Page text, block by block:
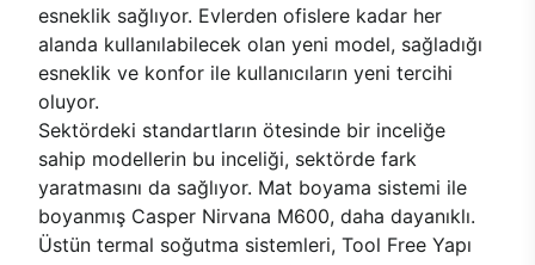
esneklik sağlıyor. Evlerden ofislere kadar her
alanda kullanılabilecek olan yeni model, sağladığı
esneklik ve konfor ile kullanıcıların yeni tercihi
oluyor.
Sektördeki standartların ötesinde bir inceliğe
sahip modellerin bu inceliği, sektörde fark
yaratmasını da sağlıyor. Mat boyama sistemi ile
boyanmış Casper Nirvana M600, daha dayanıklı.
Üstün termal soğutma sistemleri, Tool Free Yapı